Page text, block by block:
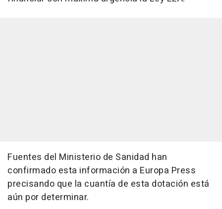
Fuentes del Ministerio de Sanidad han
confirmado esta información a Europa Press
precisando que la cuantía de esta dotación está
aún por determinar.